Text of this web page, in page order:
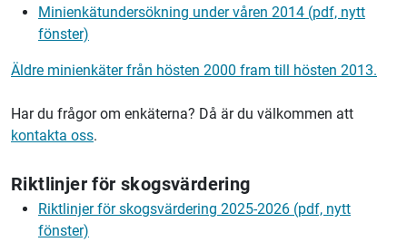
Minienkätundersökning under våren 2014 (pdf, nytt
fönster)
Äldre minienkäter från hösten 2000 fram till hösten 2013.
Har du frågor om enkäterna? Då är du välkommen att
kontakta oss.
Riktlinjer för skogsvärdering
Riktlinjer för skogsvärdering 2025-2026 (pdf, nytt
fönster)